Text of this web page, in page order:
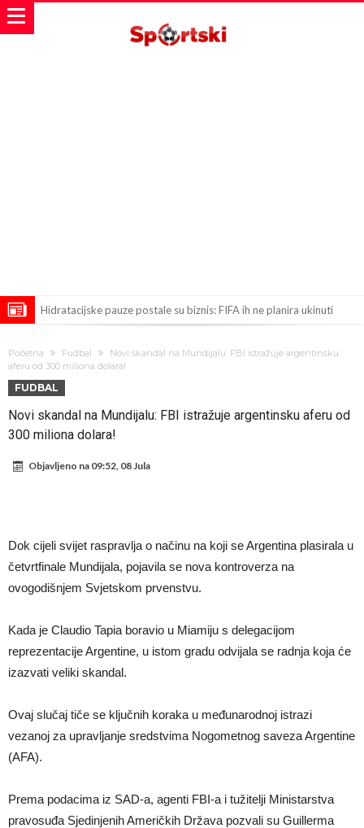
Hidratacijske pauze postale su biznis: FIFA ih ne planira ukinuti
Atletika?!
Ovo se Novaku nikad nije dešavalo: Sinner i Alcaraz odustaju, a
Zverev se odmah “raspao”
Infantino imao ljubavnicu: Isplivale skandalozne informacije, dobila je
novac od UEFA
Mourinho uvodi strogu disciplinu u Real Madrid. Ovo su tri nova
Početna Fudbal
Novi skandal na Mundijalu: FBI istražuje argentinsku
aferu od 300 miliona dolara!
FUDBAL
Novi skandal na Mundijalu: FBI istražuje argentinsku aferu od
300 miliona dolara!
Objavljeno na 09:52, 08 Jula
Dok cijeli svijet raspravlja o načinu na koji se Argentina plasirala u
četvrtfinale Mundijala, pojavila se nova kontroverza na
ovogodišnjem Svjetskom prvenstvu.
Kada je Claudio Tapia boravio u Miamiju s delegacijom
reprezentacije Argentine, u istom gradu odvijala se radnja koja će
izazvati veliki skandal.
Ovaj slučaj tiče se ključnih koraka u međunarodnoj istrazi
vezanoj za upravljanje sredstvima Nogometnog saveza Argentine
(AFA).
Prema podacima iz SAD-a, agenti FBI-a i tužitelji Ministarstva
pravosuđa Sjedinjenih Američkih Država pozvali su Guillerma